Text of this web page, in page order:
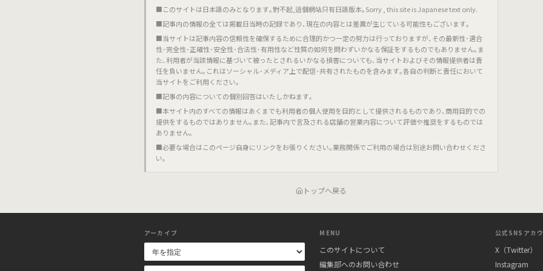
■このサイトは日本語のみとなります｡對不起,這個網站只有日語版本｡Sorry , this site is Japanese text only.
■記事内の情報の全ては掲載日当時の記録であり､現在の内容とは差異が生じている可能性もございます｡
■当サイトは記事内容の信頼性を確保するために合理的かつ一定の努力は行っておりますが､その最新性･適合
性･完全性･正確性･安全性･合法性･有用性など性質の如何を問わずいかなる保証をするものでもありません｡ま
た､利用者が当該情報に基づいて被ったとされるいかなる損害についても､当サイトおよびその情報提供者は責
任を負いません｡これはソーシャル･メディア上で配信･共有されたものを含みます｡各自の判断と責任において
当サイトをご利用ください｡
■記事の内容についての個別回答はいたしかねます｡
■本サイト内のすべての情報はあくまでも利用者の個人使用を目的として提供されるものであり､商用目的での
提供をするものではありません｡また､記事内で言及される店舗の営業内容について評価や推奨をするものでは
ありません｡
■必要な場合はこのページ自身にリンクをお張りください｡業務関係でご利用の場合は別途お問い合わせくださ
い｡
トップへ戻る
アーカイブ MENU
このサイトについて
編集部へのお問い合わせ
公式SNSアカ
X（Twitter）
Instagram